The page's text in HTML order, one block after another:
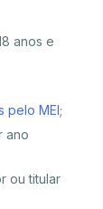
anos e
pelo MEI;
ano
ou titular